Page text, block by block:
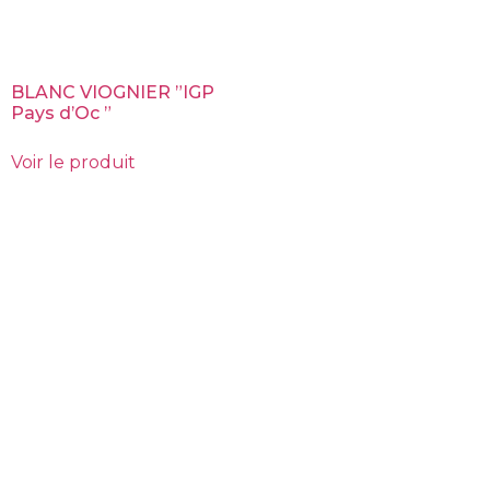
BLANC VIOGNIER ”IGP
Pays d’Oc ”
Voir le produit